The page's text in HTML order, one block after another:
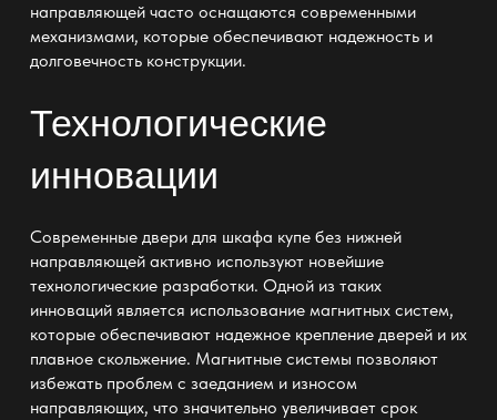
направляющейчасто оснащаются современными
механизмами, которые обеспечивают надежность и
долговечность конструкции.
Технологические
инновации
Современные двери для шкафа купе без нижней
направляющейактивно используют новейшие
технологические разработки. Одной из таких
инноваций является использование магнитных систем,
которые обеспечивают надежное крепление дверей и их
плавное скольжение. Магнитные системы позволяют
избежать проблем с заеданием и износом
направляющих, что значительно увеличивает срок